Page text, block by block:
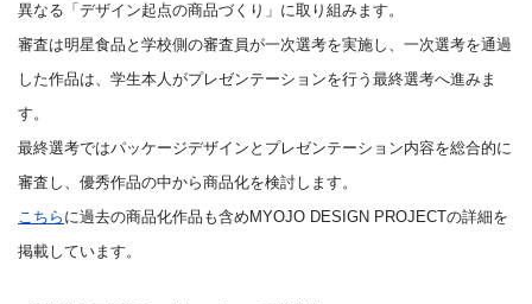
異なる「デザイン起点の商品づくり」に取り組みます。
審査は明星食品と学校側の審査員が一次選考を実施し、一次選考を通過
した作品は、学生本人がプレゼンテーションを行う最終選考へ進みま
す。
最終選考ではパッケージデザインとプレゼンテーション内容を総合的に
審査し、優秀作品の中から商品化を検討します。
こちら に過去の商品化作品も含めMYOJO DESIGN PROJECTの詳細を
掲載しています。